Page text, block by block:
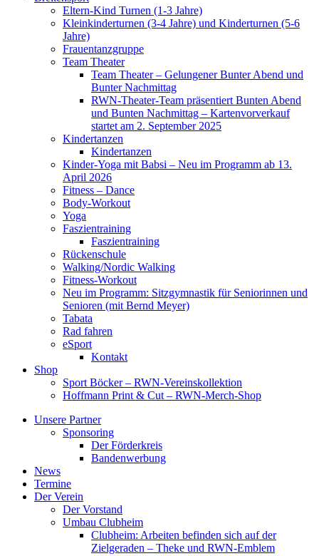
Eltern-Kind Turnen (1-3 Jahre)
Kleinkinderturnen (3-4 Jahre) und Kinderturnen (5-6
Jahre)
Frauentanzgruppe
Team Theater
Team Theater – Gelungener Bunter Abend und
Bunter Nachmittag
RWN-Theater-Team präsentiert Bunten Abend
und Bunten Nachmittag – Kartenvorverkauf
startet am 2. September 2025
Kindertanzen
Kindertanzen
Kinder-Yoga mit Babsi – Neu im Programm ab 13.
April 2026
Fitness – Dance
Body-Workout
Yoga
Faszientraining
Faszientraining
Rückenschule
Walking/Nordic Walking
Fitness-Workout
Neu im Programm: Sitzgymnastik für Seniorinnen und
Senioren (mit Bernd Meyer)
Tabata
Rad fahren
eSport
Kontakt
Shop
Sport Böcker – RWN-Vereinskollektion
Hoffmann Print & Cut – RWN-Merch-Shop
Unsere Partner
Sponsoring
Der Förderkreis
Bandenwerbung
News
Termine
Der Verein
Der Vorstand
Umbau Clubheim
Clubheim: Arbeiten befinden sich auf der
Zielgeraden – Theke und RWN-Emblem